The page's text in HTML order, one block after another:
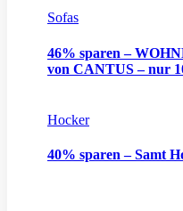
Sofas
46% sparen –
von CANTUS – nur
Hocker
40% sparen – Samt